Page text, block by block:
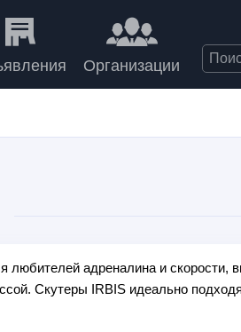
Организации
адреналина и скорости,
Скутеры IRBIS идеально
с проблемой парковки.